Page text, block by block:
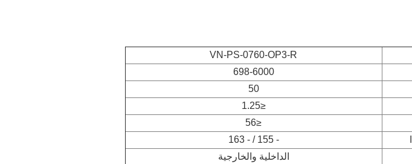
VN-PS-0760-OP3-R
698-6000
50
≤1.25
≤56
- 155 / - 163
الداخلية والخارجية